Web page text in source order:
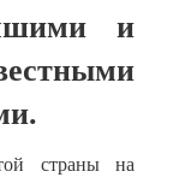
и
страны на